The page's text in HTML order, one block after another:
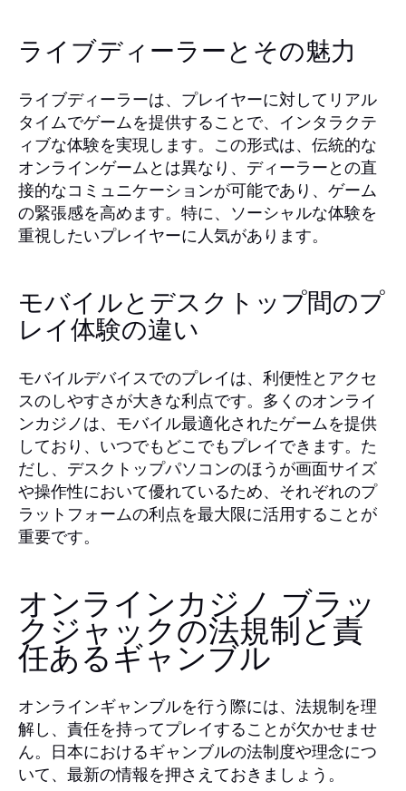
ライブディーラーとその魅力
ライブディーラーは、プレイヤーに対してリアル
タイムでゲームを提供することで、インタラクテ
ィブな体験を実現します。この形式は、伝統的な
オンラインゲームとは異なり、ディーラーとの直
接的なコミュニケーションが可能であり、ゲーム
の緊張感を高めます。特に、ソーシャルな体験を
重視したいプレイヤーに人気があります。
モバイルとデスクトップ間のプ
レイ体験の違い
モバイルデバイスでのプレイは、利便性とアクセ
スのしやすさが大きな利点です。多くのオンライ
ンカジノは、モバイル最適化されたゲームを提供
しており、いつでもどこでもプレイできます。た
だし、デスクトップパソコンのほうが画面サイズ
や操作性において優れているため、それぞれのプ
ラットフォームの利点を最大限に活用することが
重要です。
オンラインカジノ ブラッ
クジャックの法規制と責
任あるギャンブル
オンラインギャンブルを行う際には、法規制を理
解し、責任を持ってプレイすることが欠かせませ
ん。日本におけるギャンブルの法制度や理念につ
いて、最新の情報を押さえておきましょう。